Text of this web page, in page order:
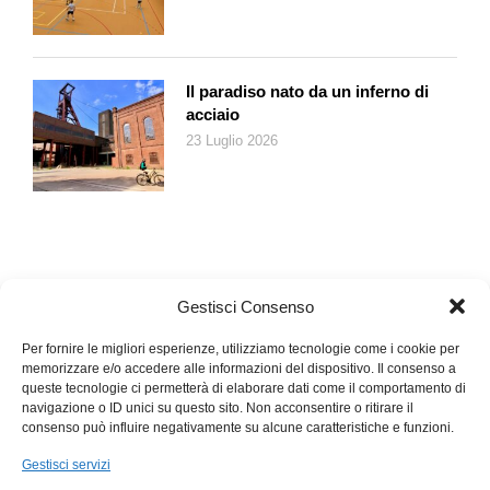
Gestisci Consenso
Per fornire le migliori esperienze, utilizziamo tecnologie come i cookie per
memorizzare e/o accedere alle informazioni del dispositivo. Il consenso a
queste tecnologie ci permetterà di elaborare dati come il comportamento di
navigazione o ID unici su questo sito. Non acconsentire o ritirare il
consenso può influire negativamente su alcune caratteristiche e funzioni.
Gestisci servizi
te senti così tutta la vita. E non esiste sensazione più
mortificante al mondo». In barba al successo, all’età adulta e a
tutti i luoghi comuni: anche quando ti sembra di avercela fatta,
nulla è mai veramente raggiunto.Il paradiso nato da un inferno di
acciaio
23 Luglio 2026